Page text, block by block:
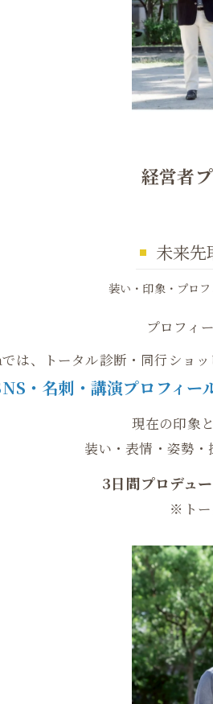
経営者
未来
装い・印象・プロ
プロフィ
は、トータル診断・同行ショ
・名刺・講演プロフィー
現在の印象
装い・表情・姿勢・
3日間プロデュ
※トー